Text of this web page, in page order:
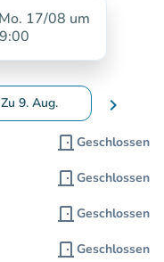
17/08 um
Zu 9. Aug.um Daten zu
chevron_right
door_front Geschlossen
door_front Geschlossen
door_front Geschlossen
door_front Geschlossen